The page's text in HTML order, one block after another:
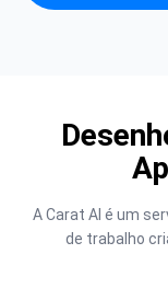
A Carat AI é um
de trabalho